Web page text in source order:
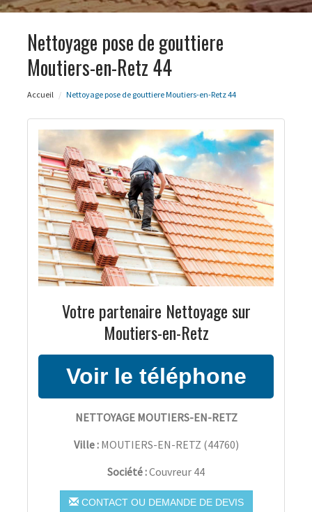
Nettoyage pose de gouttiere
Moutiers-en-Retz 44
Accueil Nettoyage pose de gouttiere Moutiers-en-Retz 44
Votre partenaire Nettoyage sur
Moutiers-en-Retz
NETTOYAGE MOUTIERS-EN-RETZ
Ville : MOUTIERS-EN-RETZ (44760)
Société :Couvreur 44
CONTACT OU DEMANDE DE DEVIS